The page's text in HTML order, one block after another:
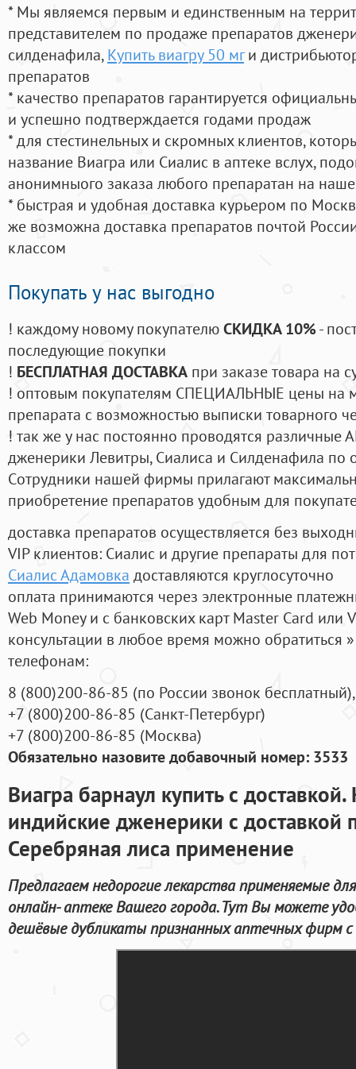
* Мы являемся первым и единственным на
представителем по продаже препаратов
силденафила, Купить виагру 50 мги
препаратов
* качество препаратов гарантируется
и успешно подтверждается годами продаж
* для стестинельных и скромных клиентов,
название Виагра или Сиалис в аптеке вслух,
анонимныого заказа любого препаратан на
* быстрая и удобная доставка курьером по
же возможна доставка препаратов почтой
классом
Покупать у нас выгодно
! каждому новому покупателюСКИДКА 10%-
последующие покупки
! БЕСПЛАТНАЯ ДОСТАВКА при заказе товара на
! оптовым покупателям СПЕЦИАЛЬНЫЕ цены на
препарата с возможностью выписки товарного
! так же у нас постоянно проводятся
дженерики Левитры, Сиалиса и Силденафила по
Cотрудники нашей фирмы прилагают
приобретение препаратов удобным для
доставка препаратов осуществляется без
VIP клиентов: Сиалис и другие препараты для
Сиалис Адамовка доставляются круглосуточно
оплата принимаются через электронные
Web Money и с банковских карт Master Card или
консультации в любое время можно обратиться
телефонам:
8 (800)200-86-85 (по России звонок бесплатный),
+7 (800)200-86-85 (Санкт-Петербург)
+7 (800)200-86-85 (Москва)
Обязательно назовите добавочный номер: 3533
Виагра барнаул купить с
индийские дженерики с доставкой
Серебряная лиса применение
Предлагаем недорогие лекарства применяемые
онлайн- аптеке Вашего города. Тут Вы можете
дешёвые дубликаты признанных аптечных фирм с